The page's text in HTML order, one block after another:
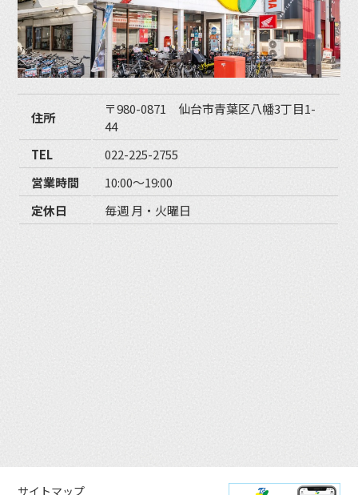
住所
〒980-0871 仙台市青葉区八幡3丁目1-
44
TEL
022-225-2755
営業時間
10:00〜19:00
定休日
毎週 月・火曜日
サイトマップ